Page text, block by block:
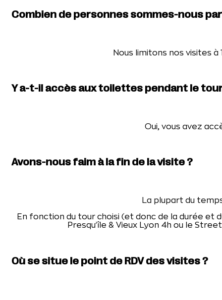
Combien de personnes sommes-nous
Nous limitons nos visites
Y a-t-il accès aux toilettes pendant le
Oui, vous avez
Avons-nous faim à la fin de la visite ?
La plupart du
En fonction du tour choisi (et donc de la durée et
Presqu’île & Vieux Lyon 4h ou le
Où se situe le point de RDV des visites ?